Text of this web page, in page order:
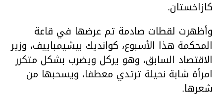
كازاخستان.
وأظهرت لقطات صادمة تم عرضها في قاعة
المحكمة هذا الأسبوع، كوانديك بيشيمباييف، وزير
الاقتصاد السابق، وهو يركل ويضرب بشكل متكرر
امرأة شابة نحيلة ترتدي معطفا، ويسحبها من
شعرها.